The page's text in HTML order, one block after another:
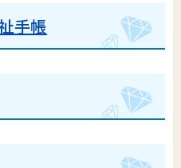
手帳